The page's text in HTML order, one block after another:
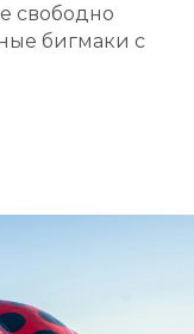
свободно
бигмаки с